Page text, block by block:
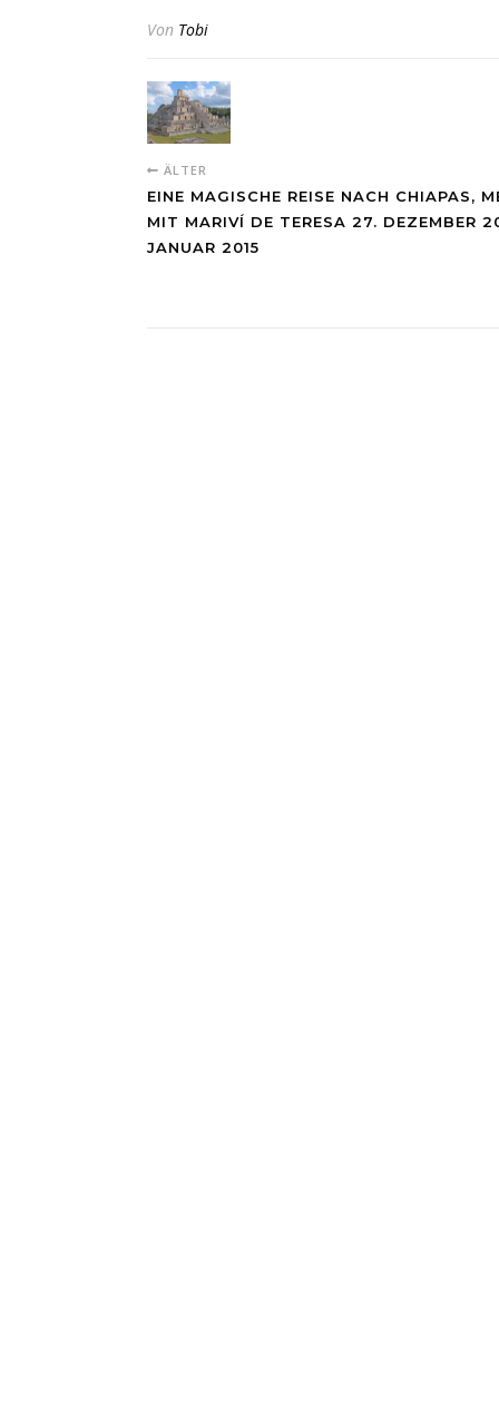
Von Tobi
ÄLTER
EINE MAGISCHE REISE NACH CHIAPAS,
MIT MARIVÍ DE TERESA 27. DEZEMBER
JANUAR 2015